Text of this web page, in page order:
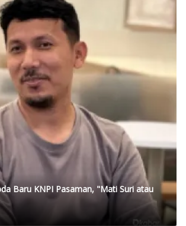
Baru KNPI Pasaman, "Mati Suri atau